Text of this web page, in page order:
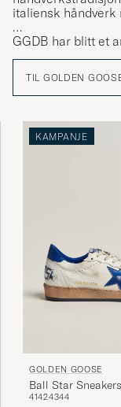
italiensk håndverk
GGDB har blitt et
utvalg av klær, sko
stjerner og såler
TIL GOLDEN
KAMPANJE
GOLDEN GOOSE
Ball Star
41424344